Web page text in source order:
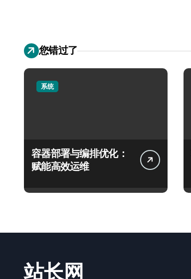
您错过了
系统
容器部署与编排优化：
赋能高效运维
站长网